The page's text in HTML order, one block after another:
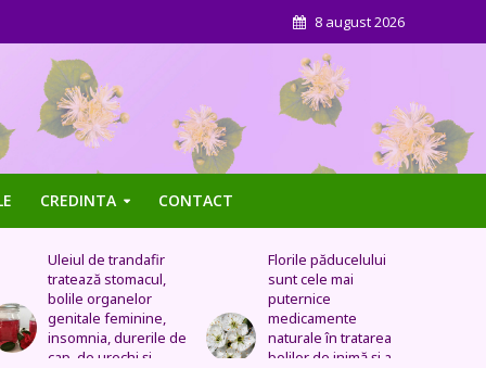
8 august 2026
CREDINTA CONTACT
Florile păducelului
sunt cele mai
puternice
medicamente
naturale în tratarea
bolilor de inimă şi a
Panseluța sălbatică –
Este eficientă pentru
cistită, ameliorează
constipația, are grijă
de sănătatea urinară,
tratează problemele